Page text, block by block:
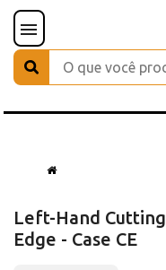
Left-Hand Cutting
Edge - Case CE